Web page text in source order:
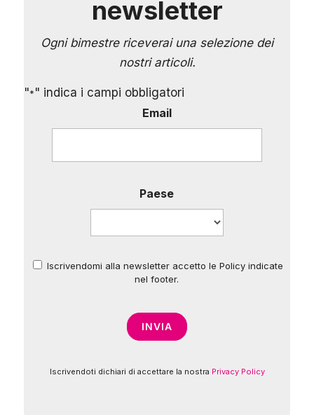
newsletter
Ogni bimestre riceverai una selezione dei
nostri articoli.
"*" indica i campi obbligatori
Email
Paese
*
Iscrivendomi alla newsletter accetto le Policy indicate
nel footer.
Iscrivendoti dichiari di accettare la nostra Privacy Policy